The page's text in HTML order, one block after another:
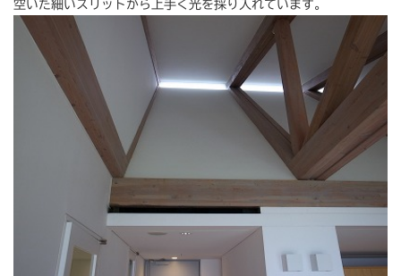
空いた細いスリットから上手く光を採り入れています。